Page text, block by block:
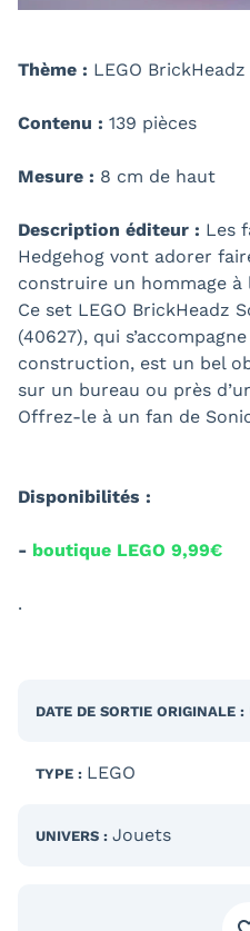
Thème : LEGO BrickHeadz
Contenu : 139 pièces
Mesure : 8 cm de haut
Description éditeur : Les
Hedgehog vont adorer
construire un hommage
Ce set LEGO BrickHeadz
(40627), qui
construction, est un bel
sur un bureau ou près
Offrez-le à un fan de
Disponibilités :
- boutique LEGO 9,99€
.
DATE DE SORTIE ORIGINALE :
TYPE : LEGO
UNIVERS : Jouets